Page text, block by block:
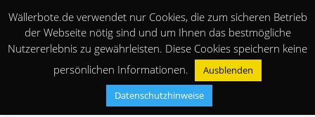
Wällerbote.de verwendet nur Cookies, die zum sicheren Betrieb
der Webseite nötig sind und um Ihnen das bestmögliche
Nutzererlebnis zu gewährleisten. Diese Cookies speichern keine
persönlichen Informationen.
Ausblenden
Datenschutzhinweise